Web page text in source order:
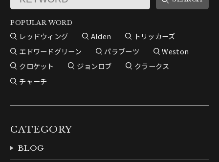
POPULAR WORD
レッドウィング Alden
トリッカーズ
エドワードグリーン
パラブーツ
Weston
クロケット
ジョンロブ
クラークス
チャーチ
CATEGORY
BLOG